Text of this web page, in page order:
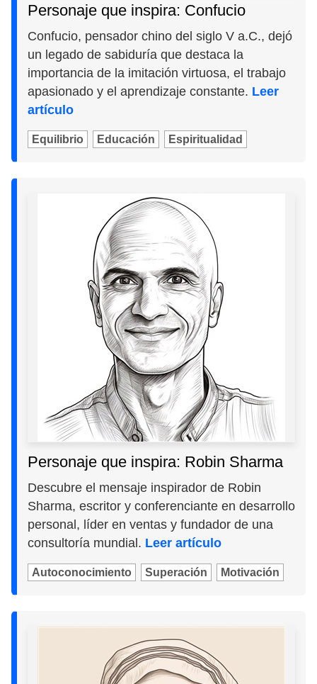
Personaje que inspira: Confucio
Confucio, pensador chino del siglo V a.C., dejó
un legado de sabiduría que destaca la
importancia de la imitación virtuosa, el trabajo
apasionado y el aprendizaje constante. Leer
artículo
Equilibrio Educación Espiritualidad
Personaje que inspira: Robin Sharma
Descubre el mensaje inspirador de Robin
Sharma, escritor y conferenciante en desarrollo
personal, líder en ventas y fundador de una
consultoría mundial. Leer artículo
Autoconocimiento Superación Motivación